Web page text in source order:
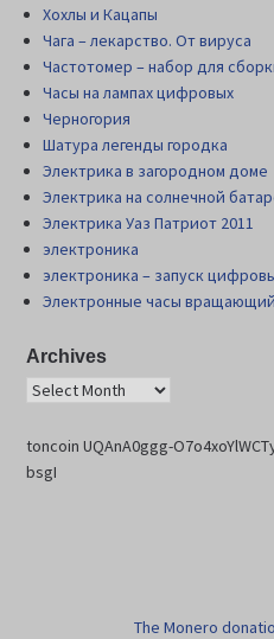
Хохлы и Кацапы
Чага – лекарство. От вируса
Частотомер – набор для
Часы на лампах цифровых
Черногория
Шатура легенды городка
Электрика в загородном доме
Электрика на солнечной
Электрика Уаз Патриот 2011
электроника
электроника – запуск
Электронные часы
Archives
toncoin UQAnA0ggg-
bsgI
The Monero